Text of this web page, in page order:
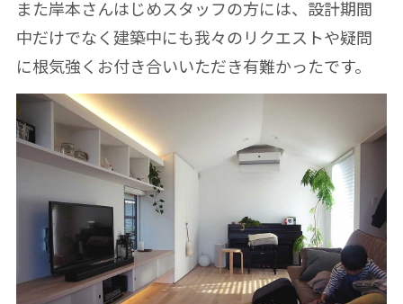
また岸本さんはじめスタッフの方には、設計期間
中だけでなく建築中にも我々のリクエストや疑問
に根気強くお付き合いいただき有難かったです。